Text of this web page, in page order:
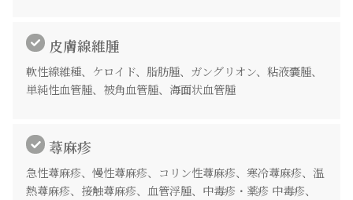
皮膚線維腫
軟性線維種、ケロイド、脂肪腫、ガングリオン、粘液嚢腫、
単純性血管腫、被角血管腫、海面状血管腫
蕁麻疹
急性蕁麻疹、慢性蕁麻疹、コリン性蕁麻疹、寒冷蕁麻疹、温
熱蕁麻疹、接触蕁麻疹、血管浮腫、中毒疹・薬疹 中毒疹、